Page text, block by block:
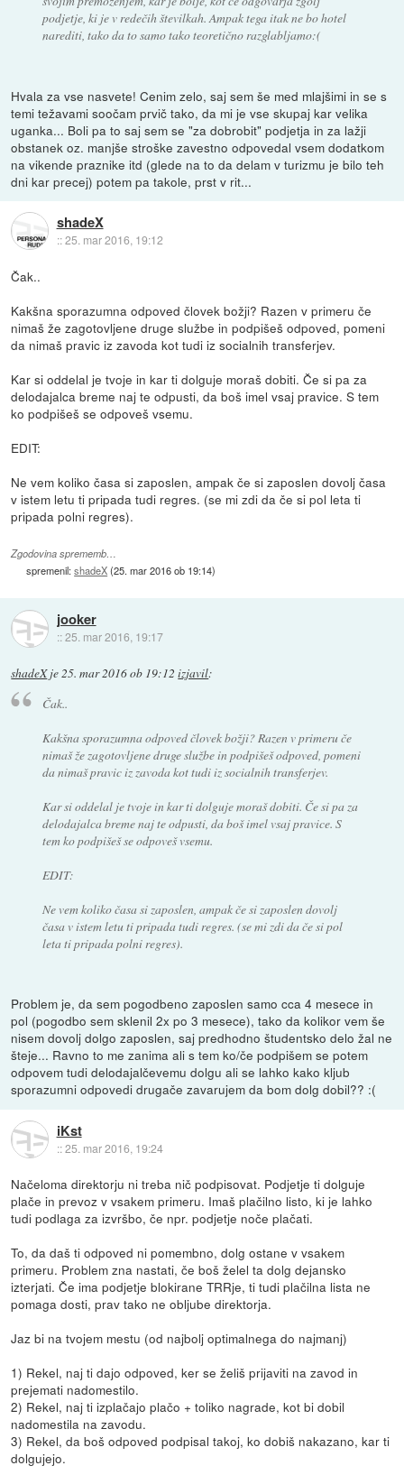
podjetje, ki je v redečih številkah. Ampak tega itak ne bo hotel
narediti, tako da to samo tako teoretično razglabljamo:(
Hvala za vse nasvete! Cenim zelo, saj sem še med mlajšimi in se s
temi težavami soočam prvič tako, da mi je vse skupaj kar velika
uganka... Boli pa to saj sem se "za dobrobit" podjetja in za lažji
obstanek oz. manjše stroške zavestno odpovedal vsem dodatkom
na vikende praznike itd (glede na to da delam v turizmu je bilo teh
dni kar precej) potem pa takole, prst v rit...
shadeX
::25. mar 2016, 19:12
Čak..
Kakšna sporazumna odpoved človek božji? Razen v primeru če
nimaš že zagotovljene druge službe in podpišeš odpoved, pomeni
da nimaš pravic iz zavoda kot tudi iz socialnih transferjev.
Kar si oddelal je tvoje in kar ti dolguje moraš dobiti. Če si pa za
delodajalca breme naj te odpusti, da boš imel vsaj pravice. S tem
ko podpišeš se odpoveš vsemu.
EDIT:
Ne vem koliko časa si zaposlen, ampak če si zaposlen dovolj časa
v istem letu ti pripada tudi regres. (se mi zdi da če si pol leta ti
pripada polni regres).
Zgodovina sprememb…
spremenil:shadeX(25. mar 2016 ob 19:14)
jooker
::25. mar 2016, 19:17
shadeXje25. mar 2016 ob 19:12 izjavil:
Čak..
Kakšna sporazumna odpoved človek božji? Razen v primeru če
nimaš že zagotovljene druge službe in podpišeš odpoved, pomeni
da nimaš pravic iz zavoda kot tudi iz socialnih transferjev.
Kar si oddelal je tvoje in kar ti dolguje moraš dobiti. Če si pa za
delodajalca breme naj te odpusti, da boš imel vsaj pravice. S
tem ko podpišeš se odpoveš vsemu.
EDIT:
Ne vem koliko časa si zaposlen, ampak če si zaposlen dovolj
časa v istem letu ti pripada tudi regres. (se mi zdi da če si pol
leta ti pripada polni regres).
Problem je, da sem pogodbeno zaposlen samo cca 4 mesece in
pol (pogodbo sem sklenil 2x po 3 mesece), tako da kolikor vem še
nisem dovolj dolgo zaposlen, saj predhodno študentsko delo žal ne
šteje... Ravno to me zanima ali s tem ko/če podpišem se potem
odpovem tudi delodajalčevemu dolgu ali se lahko kako kljub
sporazumni odpovedi drugače zavarujem da bom dolg dobil?? :(
iKst
::25. mar 2016, 19:24
Načeloma direktorju ni treba nič podpisovat. Podjetje ti dolguje
plače in prevoz v vsakem primeru. Imaš plačilno listo, ki je lahko
tudi podlaga za izvršbo, če npr. podjetje noče plačati.
To, da daš ti odpoved ni pomembno, dolg ostane v vsakem
primeru. Problem zna nastati, če boš želel ta dolg dejansko
izterjati. Če ima podjetje blokirane TRRje, ti tudi plačilna lista ne
pomaga dosti, prav tako ne obljube direktorja.
Jaz bi na tvojem mestu (od najbolj optimalnega do najmanj)
1) Rekel, naj ti dajo odpoved, ker se želiš prijaviti na zavod in
prejemati nadomestilo.
2) Rekel, naj ti izplačajo plačo + toliko nagrade, kot bi dobil
nadomestila na zavodu.
3) Rekel, da boš odpoved podpisal takoj, ko dobiš nakazano, kar ti
dolgujejo.